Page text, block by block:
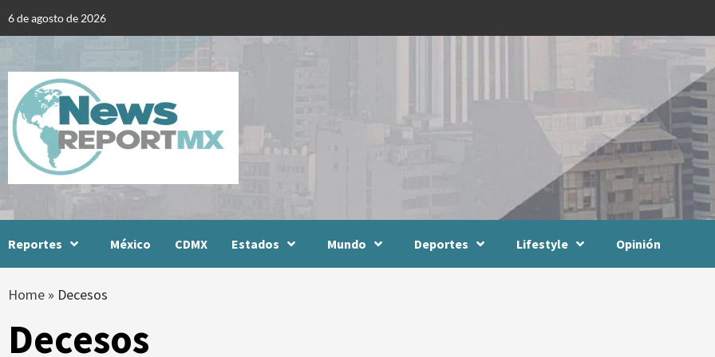
6 de agosto de 2026
Reportes México CDMX Estados Mundo Deportes Lifestyle Opinión
Home » Decesos
Decesos